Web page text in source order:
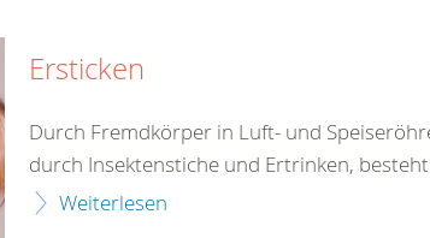
Ersticken
Durch Fremdkörper in Luft- und
durch Insektenstiche und Ertrinken,
Weiterlesen